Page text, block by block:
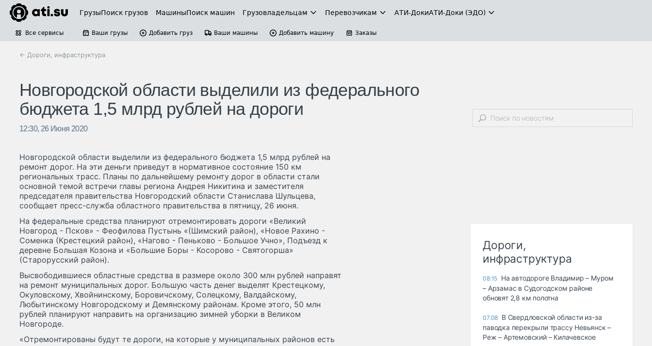
ГрузыПоиск грузов МашиныПоиск машин Грузовладельцам Перевозчикам АТИ-ДокиАТИ-Доки (ЭДО)
Все сервисы Ваши грузы Добавить груз Ваши машины Добавить машину Заказы
← Дороги, инфраструктура
Новгородской области выделили из федерального
бюджета 1,5 млрд рублей на дороги
12:30, 26 Июня 2020
Новгородской области выделили из федерального бюджета 1,5 млрд рублей на
ремонт дорог. На эти деньги приведут в нормативное состояние 150 км
региональных трасс. Планы по дальнейшему ремонту дорог в области стали
основной темой встречи главы региона Андрея Никитина и заместителя
председателя правительства Новгородский области Станислава Шульцева,
сообщает пресс-служба областного правительства в пятницу, 26 июня.
На федеральные средства планируют отремонтировать дороги «Великий
Новгород - Псков» - Феофилова Пустынь «(Шимский район), «Новое Рахино -
Соменка (Крестецкий район), «Нагово - Пеньково - Большое Учно», Подъезд к
деревне Большая Козона и «Большие Боры - Косорово - Святогорша»
(Старорусский район).
Высвободившиеся областные средства в размере около 300 млн рублей направят
на ремонт муниципальных дорог. Большую часть денег выделят Крестецкому,
Окуловскому, Хвойнинскому, Боровичскому, Солецкому, Валдайскому,
Любытинскому Новгородскому и Демянскому районам. Кроме этого, 50 млн
рублей планируют направить на организацию зимней уборки в Великом
Новгороде.
«Отремонтированы будут те дороги, на которые у муниципальных районов есть
Дороги,
инфраструктура
08:15 На автодороге Владимир – Муром
– Арзамас в Судогодском районе
обновят 2,8 км полотна
07.08 В Свердловской области из-за
паводка перекрыли трассу Невьянск –
Реж – Артемовский – Килачевское